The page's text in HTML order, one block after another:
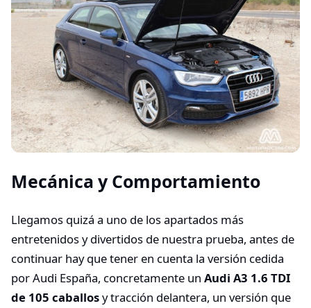
Mecánica y Comportamiento
Llegamos quizá a uno de los apartados más
entretenidos y divertidos de nuestra prueba, antes de
continuar hay que tener en cuenta la versión cedida
por Audi España, concretamente un Audi A3 1.6 TDI
de 105 caballosy tracción delantera, un versión que